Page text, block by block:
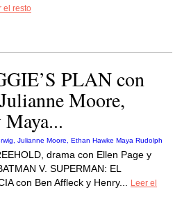
el resto
PLAN con
Moore,
drama con Ellen Page y
V. SUPERMAN: EL
con Ben Affleck y Henry...
Leer el